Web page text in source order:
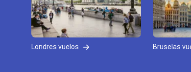
Londres vuelos Bruselas